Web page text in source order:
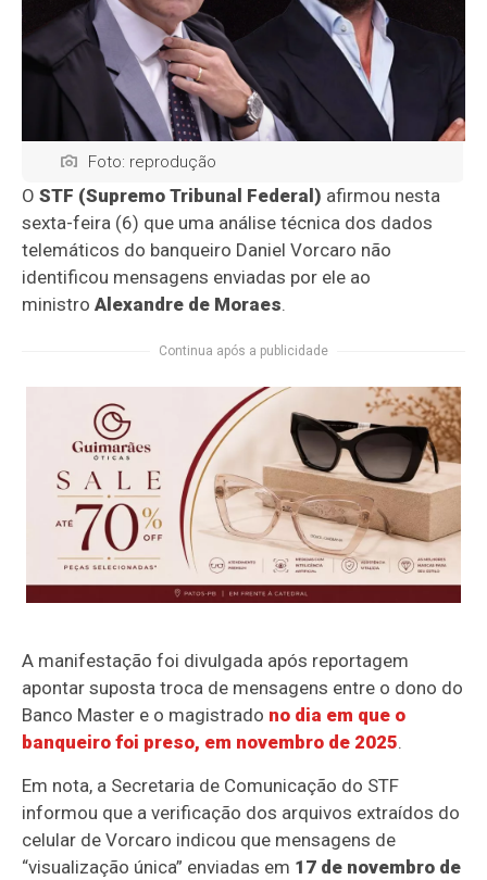
Foto: reprodução
OSTF (Supremo Tribunal Federal) afirmou nesta
sexta-feira (6) que uma análise técnica dos dados
telemáticos do banqueiro Daniel Vorcaro não
identificou mensagens enviadas por ele ao
ministroAlexandre de Moraes.
Continua após a publicidade
A manifestação foi divulgada após reportagem
apontar suposta troca de mensagens entre o dono do
Banco Master e o magistrado no dia em que o
banqueiro foi preso, em novembro de 2025.
Em nota, a Secretaria de Comunicação do STF
informou que a verificação dos arquivos extraídos do
celular de Vorcaro indicou que mensagens de
“visualização única” enviadas em 17 de novembro de